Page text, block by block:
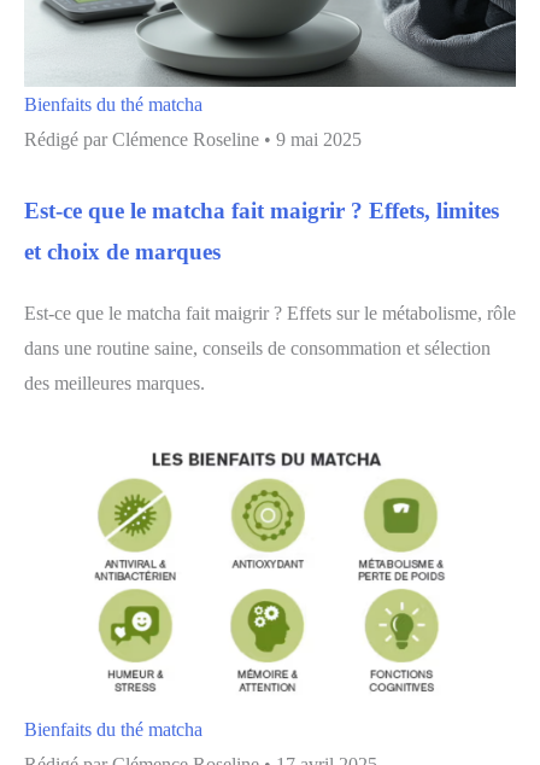
Bienfaits du thé matcha
Rédigé par Clémence Roseline • 9 mai 2025
Est-ce que le matcha fait maigrir ? Effets, limites
et choix de marques
Est-ce que le matcha fait maigrir ? Effets sur le métabolisme, rôle
dans une routine saine, conseils de consommation et sélection
des meilleures marques.
Bienfaits du thé matcha